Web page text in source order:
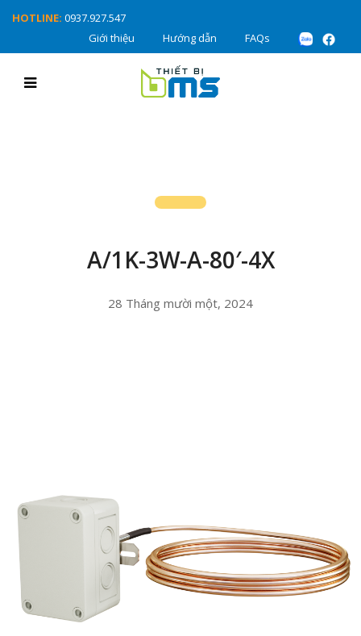
HOTLINE: 0937.927.547
Giới thiệu
Hướng dẫn FAQs
A/1K-3W-A-80′-4X
28 Tháng mười một, 2024